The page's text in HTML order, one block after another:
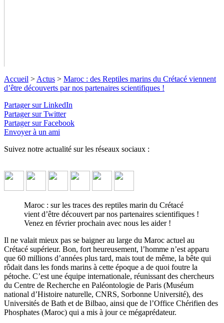
Maroc : des Reptiles marins du
Crétacé viennent d’être découverts par
nos partenaires scientifiques !
Maroc : sur les traces des reptiles marin du Crétacé vient d’être
découvert par nos partenaires scientifiques ! Venez en février
prochain avec nous les aider !↓ Lire le descriptif détaillé plus
bas ↓
Accueil > Actus > Maroc : des Reptiles marins du Crétacé viennent
d’être découverts par nos partenaires scientifiques !
Partager sur LinkedIn
Partager sur Twitter
Partager sur Facebook
Envoyer à un ami
Suivez notre actualité sur les réseaux sociaux :
Maroc : sur les traces des reptiles marin du Crétacé
vient d’être découvert par nos partenaires scientifiques !
Venez en février prochain avec nous les aider !
Il ne valait mieux pas se baigner au large du Maroc actuel au
Crétacé supérieur. Bon, fort heureusement, l’homme n’est apparu
que 60 millions d’années plus tard, mais tout de même, la bête qui
rôdait dans les fonds marins à cette époque a de quoi foutre la
pétoche. C’est une équipe internationale, réunissant des chercheurs
du Centre de Recherche en Paléontologie de Paris (Muséum
national d’Histoire naturelle, CNRS, Sorbonne Université), des
Universités de Bath et de Bilbao, ainsi que de l’Office Chérifien des
Phosphates (Maroc) qui a mis à jour ce mégaprédateur.